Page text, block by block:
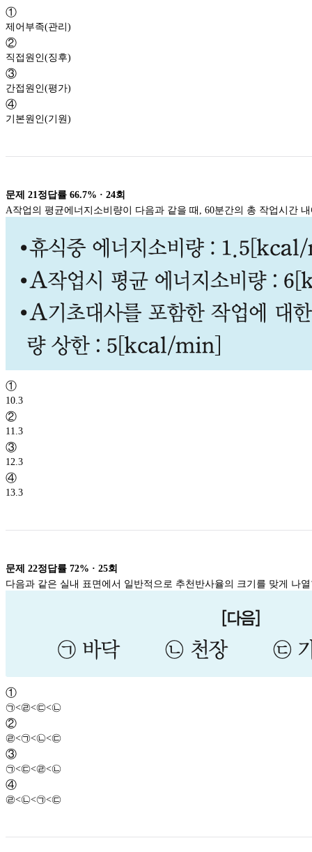
①
제어부족(관리)
②
직접원인(징후)
③
간접원인(평가)
④
기본원인(기원)
문제 21 정답률 66.7% · 24회
A작업의 평균에너지소비량이 다음과 같을 때, 60분간의 총 작업시간
①
10.3
②
11.3
③
12.3
④
13.3
문제 22정답률 72% · 25회
다음과 같은 실내 표면에서 일반적으로 추천반사율의 크기를 맞게 나
①
㉠<㉣<㉢<㉡
②
㉣<㉠<㉡<㉢
③
㉠<㉢<㉣<㉡
④
㉣<㉡<㉠<㉢